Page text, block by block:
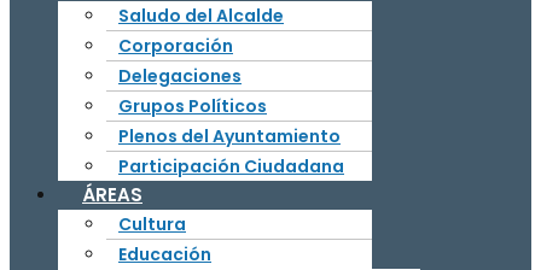
Saludo del Alcalde
Corporación
Delegaciones
Grupos Políticos
Plenos del Ayuntamiento
Participación Ciudadana
ÁREAS
Cultura
Educación